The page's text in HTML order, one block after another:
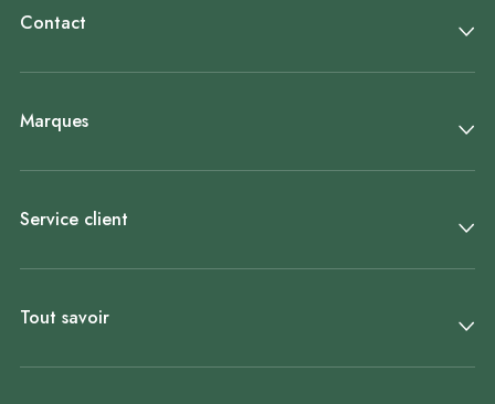
Contact
Marques
Service client
Tout savoir